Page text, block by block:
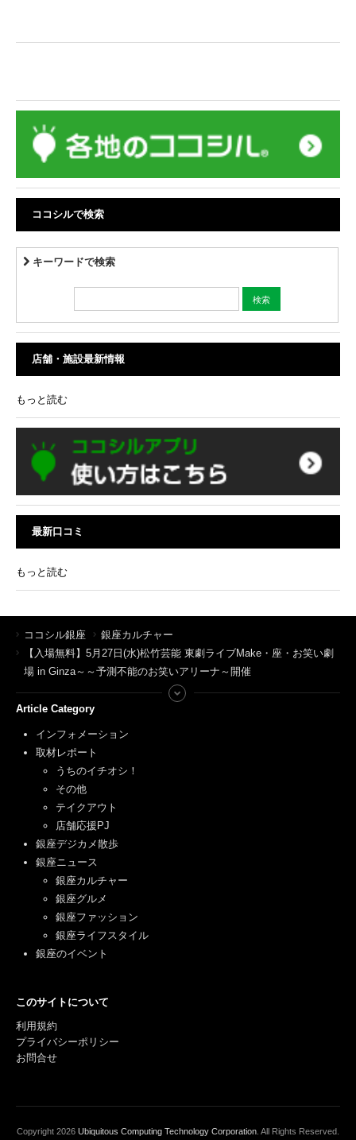
ココシルで検索
キーワードで検索
店舗・施設最新情報
もっと読む
最新口コミ
もっと読む
ココシル銀座
銀座カルチャー
【入場無料】5月27日(水)松竹芸能 東劇ライブMake・座・お笑い劇
場 in Ginza～～予測不能のお笑いアリーナ～開催
Article Category
インフォメーション
取材レポート
うちのイチオシ！
その他
テイクアウト
店舗応援PJ
銀座デジカメ散歩
銀座ニュース
銀座カルチャー
銀座グルメ
銀座ファッション
銀座ライフスタイル
銀座のイベント
このサイトについて
利用規約
プライバシーポリシー
お問合せ
Copyright 2026 Ubiquitous Computing Technology Corporation . All Rights Reserved.